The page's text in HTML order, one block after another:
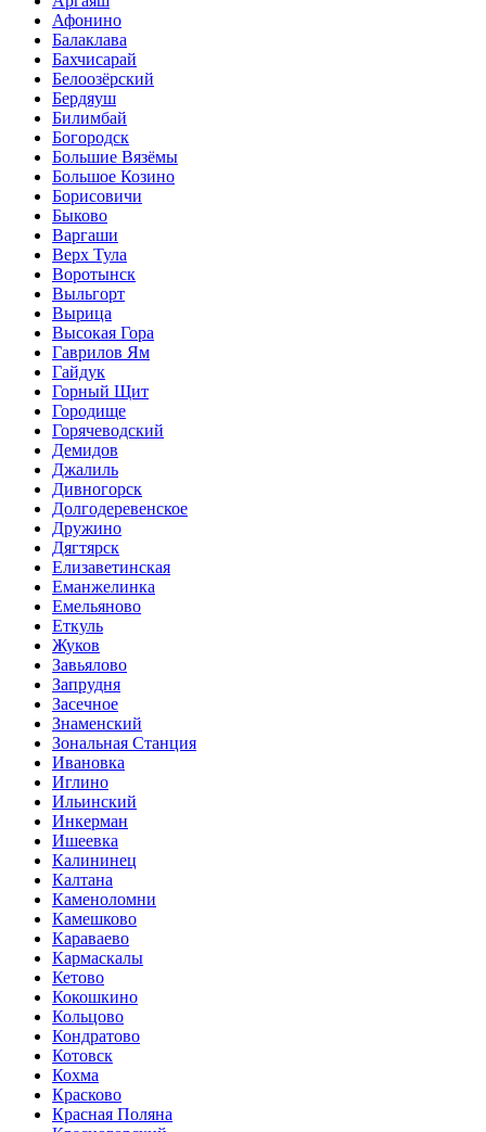
Афонино
Балаклава
Бахчисарай
Белоозёрский
Бердяуш
Билимбай
Богородск
Большие Вязёмы
Большое Козино
Борисовичи
Быково
Варгаши
Верх Тула
Воротынск
Выльгорт
Вырица
Высокая Гора
Гаврилов Ям
Гайдук
Горный Щит
Городище
Горячеводский
Демидов
Джалиль
Дивногорск
Долгодеревенское
Дружино
Дягтярск
Елизаветинская
Еманжелинка
Емельяново
Еткуль
Жуков
Завьялово
Запрудня
Засечное
Знаменский
Зональная Станция
Ивановка
Иглино
Ильинский
Инкерман
Ишеевка
Калининец
Калтана
Каменоломни
Камешково
Караваево
Кармаскалы
Кетово
Кокошкино
Кольцово
Кондратово
Котовск
Кохма
Красково
Красная Поляна